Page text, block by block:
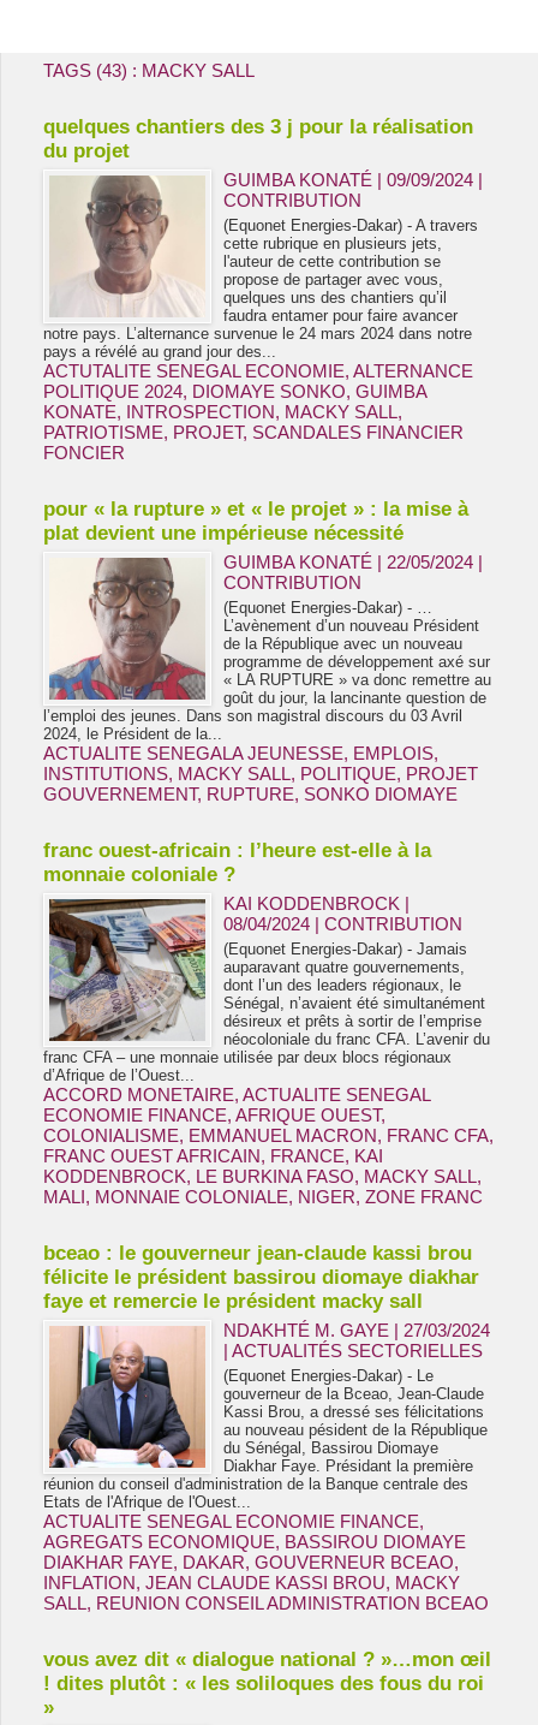
TAGS (43) : MACKY SALL
quelques chantiers des 3 j pour la réalisation
du projet
GUIMBA KONATÉ | 09/09/2024 |
CONTRIBUTION
(Equonet Energies-Dakar) - A travers
cette rubrique en plusieurs jets,
l'auteur de cette contribution se
propose de partager avec vous,
quelques uns des chantiers qu’il
faudra entamer pour faire avancer
notre pays. L’alternance survenue le 24 mars 2024 dans notre
pays a révélé au grand jour des...
ACTUTALITE SENEGAL ECONOMIE, ALTERNANCE
POLITIQUE 2024, DIOMAYE SONKO, GUIMBA
KONATE, INTROSPECTION, MACKY SALL,
PATRIOTISME, PROJET, SCANDALES FINANCIER
FONCIER
pour « la rupture » et « le projet » : la mise à
plat devient une impérieuse nécessité
GUIMBA KONATÉ | 22/05/2024 |
CONTRIBUTION
(Equonet Energies-Dakar) - …
L’avènement d’un nouveau Président
de la République avec un nouveau
programme de développement axé sur
« LA RUPTURE » va donc remettre au
goût du jour, la lancinante question de
l’emploi des jeunes. Dans son magistral discours du 03 Avril
2024, le Président de la...
ACTUALITE SENEGALA JEUNESSE, EMPLOIS,
INSTITUTIONS, MACKY SALL, POLITIQUE, PROJET
GOUVERNEMENT, RUPTURE, SONKO DIOMAYE
franc ouest-africain : l’heure est-elle à la
monnaie coloniale ?
KAI KODDENBROCK |
08/04/2024 |CONTRIBUTION
(Equonet Energies-Dakar) - Jamais
auparavant quatre gouvernements,
dont l’un des leaders régionaux, le
Sénégal, n’avaient été simultanément
désireux et prêts à sortir de l’emprise
néocoloniale du franc CFA. L’avenir du
franc CFA – une monnaie utilisée par deux blocs régionaux
d’Afrique de l’Ouest...
ACCORD MONETAIRE, ACTUALITE SENEGAL
ECONOMIE FINANCE, AFRIQUE OUEST,
COLONIALISME, EMMANUEL MACRON, FRANC CFA,
FRANC OUEST AFRICAIN, FRANCE, KAI
KODDENBROCK, LE BURKINA FASO, MACKY SALL,
MALI, MONNAIE COLONIALE, NIGER, ZONE FRANC
bceao : le gouverneur jean-claude kassi brou
félicite le président bassirou diomaye diakhar
faye et remercie le président macky sall
NDAKHTÉ M. GAYE | 27/03/2024
|ACTUALITÉS SECTORIELLES
(Equonet Energies-Dakar) - Le
gouverneur de la Bceao, Jean-Claude
Kassi Brou, a dressé ses félicitations
au nouveau pésident de la République
du Sénégal, Bassirou Diomaye
Diakhar Faye. Présidant la première
réunion du conseil d'administration de la Banque centrale des
Etats de l'Afrique de l'Ouest...
ACTUALITE SENEGAL ECONOMIE FINANCE,
AGREGATS ECONOMIQUE, BASSIROU DIOMAYE
DIAKHAR FAYE, DAKAR, GOUVERNEUR BCEAO,
INFLATION, JEAN CLAUDE KASSI BROU, MACKY
SALL, REUNION CONSEIL ADMINISTRATION BCEAO
vous avez dit « dialogue national ? »…mon œil
! dites plutôt : « les soliloques des fous du roi
»